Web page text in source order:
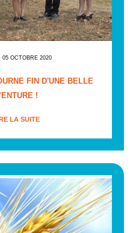
05 OCTOBRE 2020
FIN D'UNE BELLE
!
LA SUITE